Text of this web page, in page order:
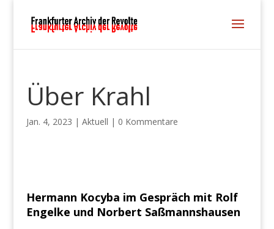
Über Krahl
Jan. 4, 2023 | Aktuell | 0 Kommentare
Hermann Kocyba im Gespräch mit Rolf
Engelke und Norbert Saßmannshausen